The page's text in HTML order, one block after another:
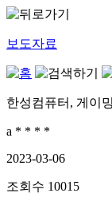
보도자료
한성컴퓨터, 게이
a * * * *
2023-03-06
조회수 10015